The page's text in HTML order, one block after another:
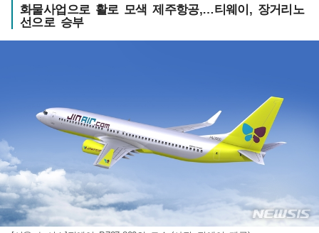
화물사업으로 활로 모색 제주항공,…티웨이, 장거리노
선으로 승부